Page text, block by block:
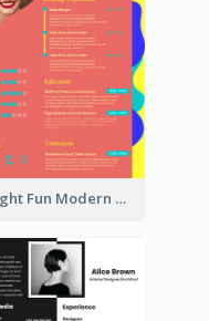
Bright Fun Modern Student Resume